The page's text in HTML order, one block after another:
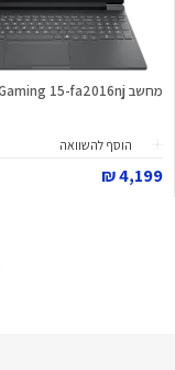
מחשב Victus Gaming 15-fa2016nj
הוסף להשוואה
4,199 ₪